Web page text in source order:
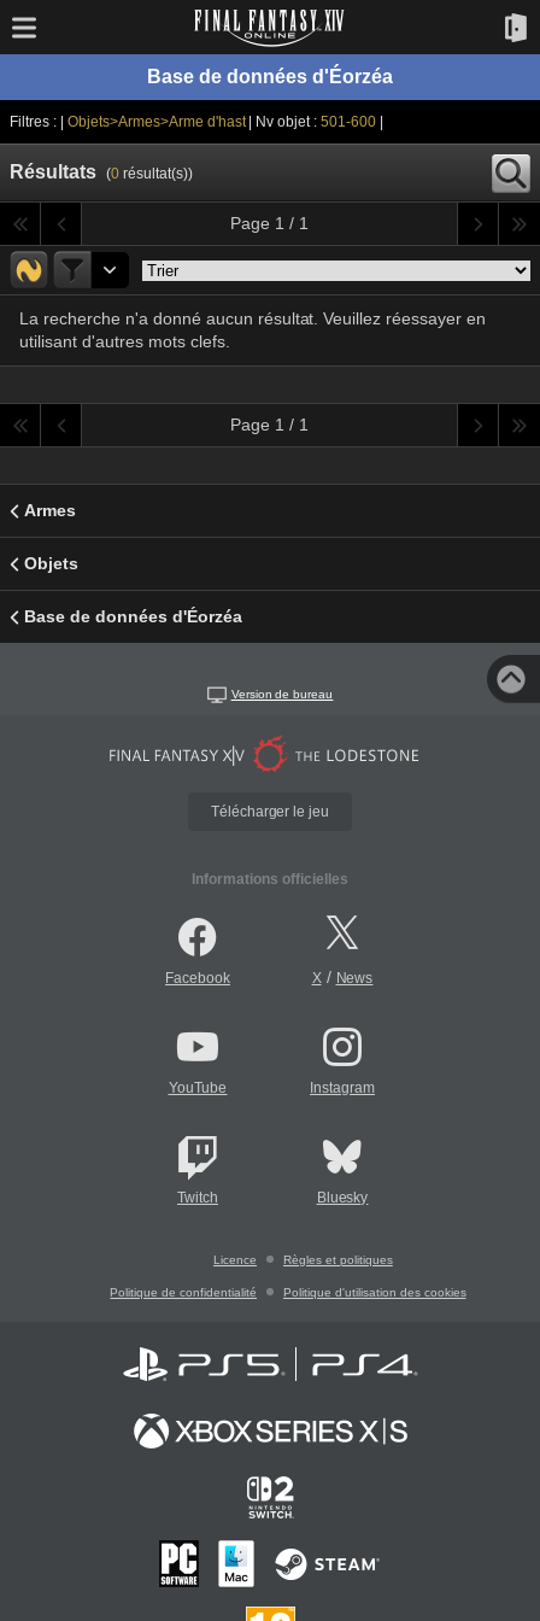
Base de données d'Éorzéa
Filtres : | Objets>Armes>Arme d'hast | Nv objet :501-600
Résultats (0résultat(s))
Page 1 / 1
La recherche n'a donné aucun résultat. Veuillez réessayer en
utilisant d'autres mots clefs.
Page 1 / 1
Armes
Objets
Base de données d'Éorzéa
Version de bureau
Télécharger le jeu
Informations officielles
Facebook X/ News
YouTube Instagram
Twitch Bluesky
Licence Règles et politiques
Politique de confidentialité Politique d'utilisation des cookies